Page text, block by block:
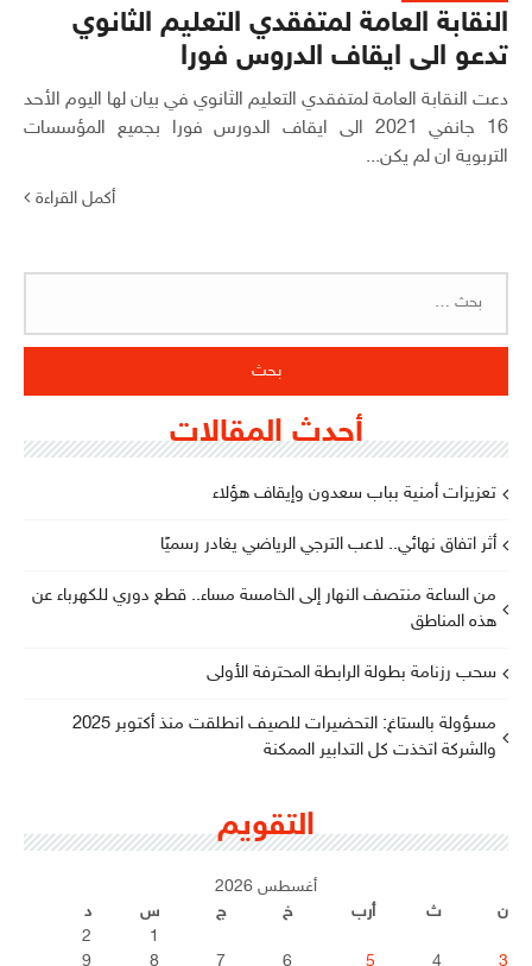
النقابة العامة لمتفقدي التعليم الثانوي
تدعو الى ايقاف الدروس فورا
دعت النقابة العامة لمتفقدي التعليم الثانوي في بيان لها اليوم الأحد
16 جانفي 2021 الى ايقاف الدورس فورا بجميع المؤسسات
التربوية ان لم يكن...
أكمل القراءة
أحدث المقالات
تعزيزات أمنية بباب سعدون وإيقاف هؤلاء
أثر اتفاق نهائي.. لاعب الترجي الرياضي يغادر رسميًا
من الساعة منتصف النهار إلى الخامسة مساء.. قطع دوري للكهرباء عن
هذه المناطق
سحب رزنامة بطولة الرابطة المحترفة الأولى
مسؤولة بالستاغ: التحضيرات للصيف انطلقت منذ أكتوبر 2025
والشركة اتخذت كل التدابير الممكنة
التقويم
أغسطس 2026
ن
ث أرب خ ج س
د
1
2
3
4
5
6
7
8
9